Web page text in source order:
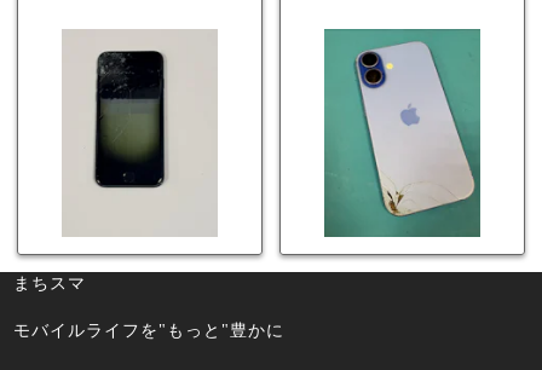
れ・液晶不良も当日
60分で修理可能！
少し膨張したバッテ
リーも当日90分で安
心修理！
まちスマ
モバイルライフを"もっと"豊かに